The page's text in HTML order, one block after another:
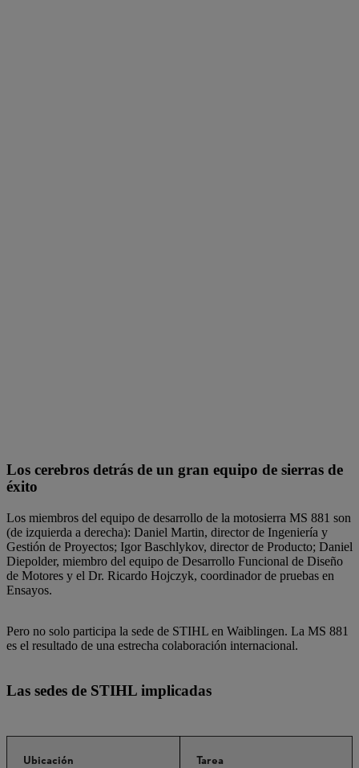
Los cerebros detrás de un gran equipo de sierras de
éxito
Los miembros del equipo de desarrollo de la motosierra MS 881 son
(de izquierda a derecha): Daniel Martin, director de Ingeniería y
Gestión de Proyectos; Igor Baschlykov, director de Producto; Daniel
Diepolder, miembro del equipo de Desarrollo Funcional de Diseño
de Motores y el Dr. Ricardo Hojczyk, coordinador de pruebas en
Ensayos.
Pero no solo participa la sede de STIHL en Waiblingen. La MS 881
es el resultado de una estrecha colaboración internacional.
Las sedes de STIHL implicadas
Ubicación Tarea